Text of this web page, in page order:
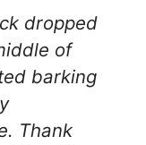
dropped
of
barking
Thank